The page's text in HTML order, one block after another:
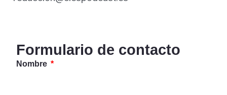
Formulario de contacto
Nombre